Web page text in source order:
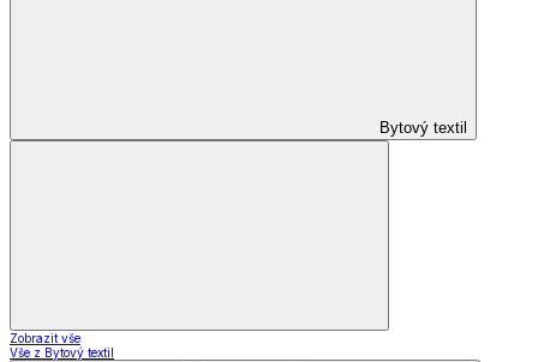
Bytový textil
Zobrazit vše
Vše z Bytový textil